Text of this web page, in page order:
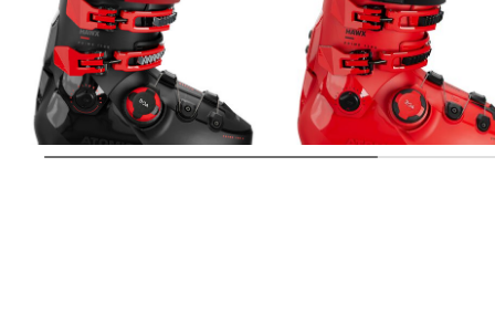
Atomic | Herren Skischuhe HAWX
PRIME 110X BOA GW
379,99 €
559,99 €
Atomic | Skischuhe HAWX BOA
PRIME 120 S BOA
541,89 €
659,99 €